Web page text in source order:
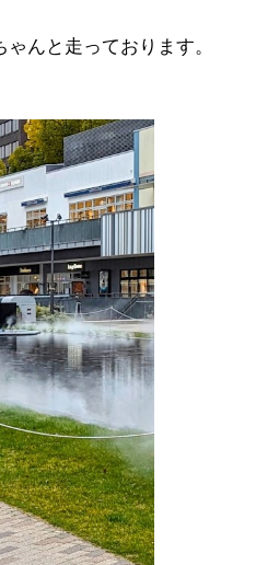
んと走っております。